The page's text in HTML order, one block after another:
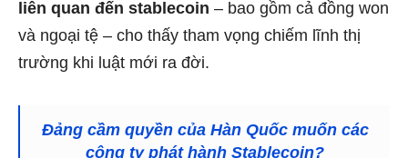
liên quan đến stablecoin – bao gồm cả đồng won
và ngoại tệ – cho thấy tham vọng chiếm lĩnh thị
trường khi luật mới ra đời.
Đảng cầm quyền của Hàn Quốc muốn các
công ty phát hành Stablecoin?